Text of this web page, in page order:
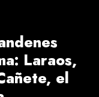
Laraos,
el